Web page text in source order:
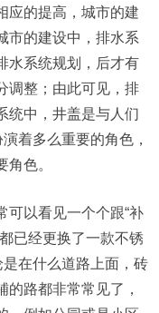
应的提高，城市的建
市的建设中，排水系
水系统规划，后才有
调整；由此可见，排
统中，井盖是与人们
着多么重要的角色，
色。
可以看见一个个跟“补
已经更换了一款不锈
是在什么道路上面，砖
路都非常常见了，